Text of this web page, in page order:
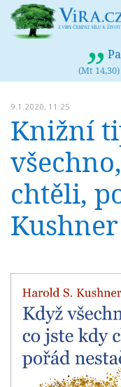
(Mt 14,30)
9.1.2020, 11:25
Knižní
chtěli,